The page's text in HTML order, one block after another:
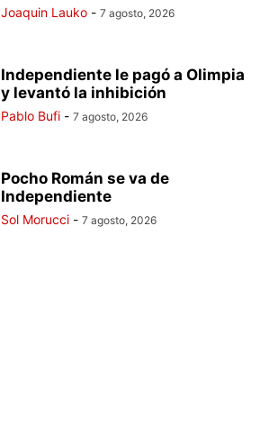
Joaquin Lauko - 7 agosto, 2026
Independiente le pagó a Olimpia
y levantó la inhibición
Pablo Bufi - 7 agosto, 2026
Pocho Román se va de
Independiente
Sol Morucci - 7 agosto, 2026